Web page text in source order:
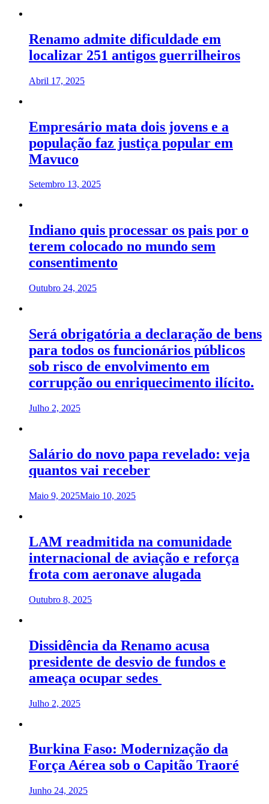
Renamo admite dificuldade em
localizar 251 antigos guerrilheiros
Abril 17, 2025
Empresário mata dois jovens e a
população faz justiça popular em
Mavuco
Setembro 13, 2025
Indiano quis processar os pais por o
terem colocado no mundo sem
consentimento
Outubro 24, 2025
Será obrigatória a declaração de bens
para todos os funcionários públicos
sob risco de envolvimento em
corrupção ou enriquecimento ilícito.
Julho 2, 2025
Salário do novo papa revelado: veja
quantos vai receber
Maio 9, 2025Maio 10, 2025
LAM readmitida na comunidade
internacional de aviação e reforça
frota com aeronave alugada
Outubro 8, 2025
Dissidência da Renamo acusa
presidente de desvio de fundos e
ameaça ocupar sedes
Julho 2, 2025
Burkina Faso: Modernização da
Força Aérea sob o Capitão Traoré
Junho 24, 2025